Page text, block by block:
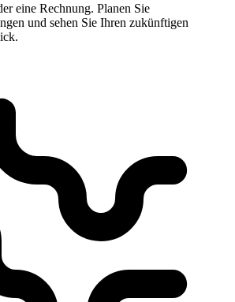
eine Rechnung. Planen Sie
und sehen Sie Ihren zukünftigen